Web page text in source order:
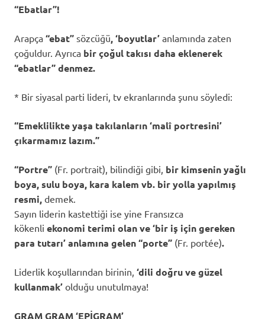
“Ebatlar”!
Arapça “ebat” sözcüğü, ‘boyutlar’ anlamında zaten
çoğuldur. Ayrıca bir çoğul takısı daha eklenerek
“ebatlar” denmez.
* Bir siyasal parti lideri, tv ekranlarında şunu söyledi:
“Emeklilikte yaşa takılanların ‘malî portresini’
çıkarmamız lazım.”
“Portre” (Fr. portrait), bilindiği gibi, bir kimsenin yağlı
boya, sulu boya, kara kalem vb. bir yolla yapılmış
resmi, demek.
Sayın liderin kastettiği ise yine Fransızca
kökenli ekonomi terimi olan ve ‘bir iş için gereken
para tutarı’ anlamına gelen “porte” (Fr. portée).
Liderlik koşullarından birinin, ‘dili doğru ve güzel
kullanmak’ olduğu unutulmaya!
GRAM GRAM ‘EPİGRAM’